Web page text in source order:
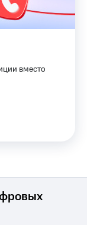
вместо